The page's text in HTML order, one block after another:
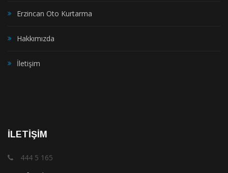
Erzincan Oto Kurtarma
Hakkımızda
İletişim
İLETİŞİM
444 5 165